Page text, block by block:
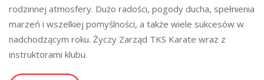
rodzinnej atmosfery. Dużo radości, pogody ducha, spełnienia
marzeń i wszelkiej pomyślności, a także wiele sukcesów w
nadchodzącym roku. Życzy Zarząd TKS Karate wraz z
instruktorami klubu.